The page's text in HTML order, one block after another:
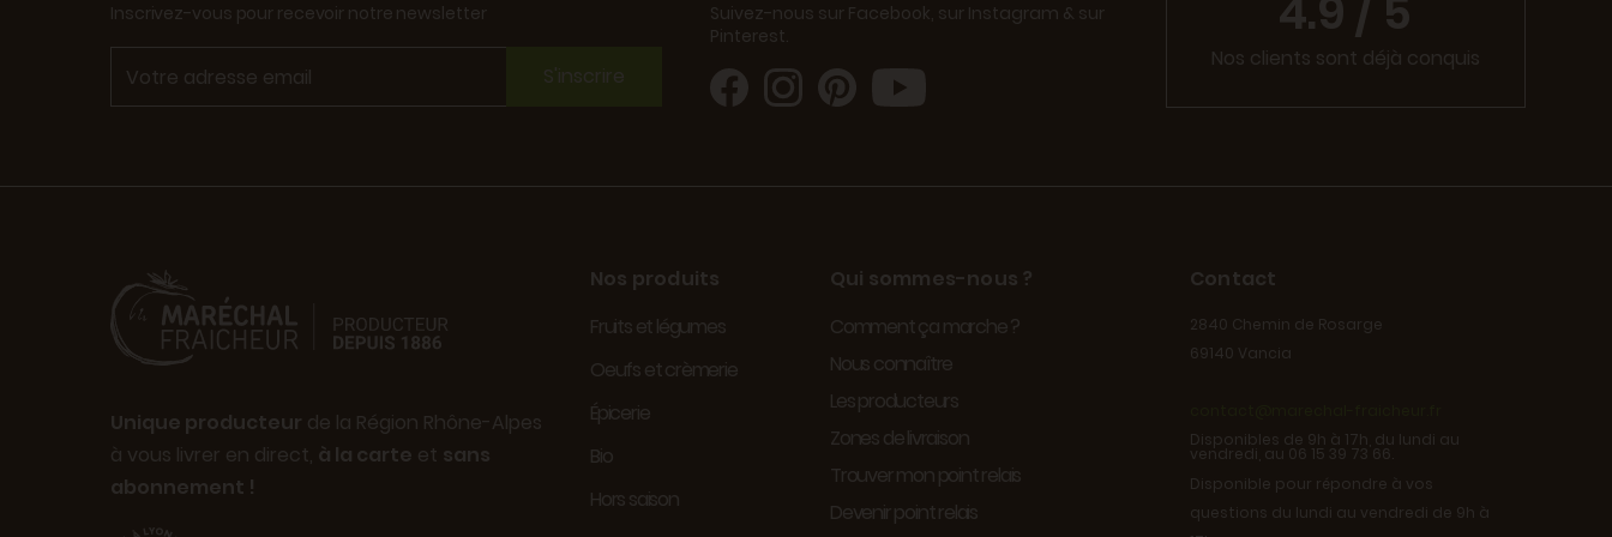
Inscrivez-vous pour recevoir notre newsletter
S'inscrire
Suivez-nous sur Facebook, sur Instagram & sur
Pinterest.
Nos clients sont déjà conquis
Unique producteur de la Région Rhône-Alpes
à vous livrer en direct, à la carte et sans
abonnement !
Nos produits
Fruits et légumes
Oeufs et crèmerie
Épicerie
Bio
Hors saison
Qui sommes-nous ?
Comment ça marche ?
Nous connaître
Les producteurs
Zones de livraison
Trouver mon point relais
Devenir point relais
Contact
2840 Chemin de Rosarge
69140 Vancia
Disponibles de 9h à 17h, du lundi au
vendredi, au 06 15 39 73 66.
Disponible pour répondre à vos
questions du lundi au vendredi de 9h à